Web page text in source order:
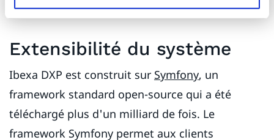
horaires.
Extensibilité du système
Ibexa DXP est construit sur Symfony, un
framework standard open-source qui a été
téléchargé plus d'un milliard de fois. Le
framework Symfony permet aux clients